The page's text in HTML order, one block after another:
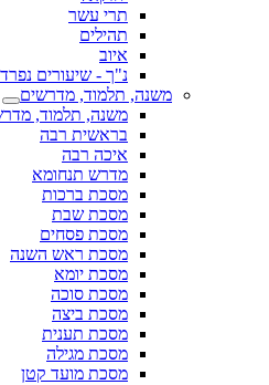
תרי עשר
תהילים
איוב
נ"ך - שיעורים
משנה, תלמוד, מדרשים
משנה, תלמוד,
בראשית רבה
איכה רבה
מדרש תנחומא
מסכת ברכות
מסכת שבת
מסכת פסחים
מסכת ראש השנה
מסכת יומא
מסכת סוכה
מסכת ביצה
מסכת תענית
מסכת מגילה
מסכת מועד קטן